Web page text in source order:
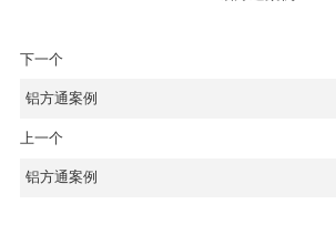
下一个
铝方通案例
上一个
铝方通案例